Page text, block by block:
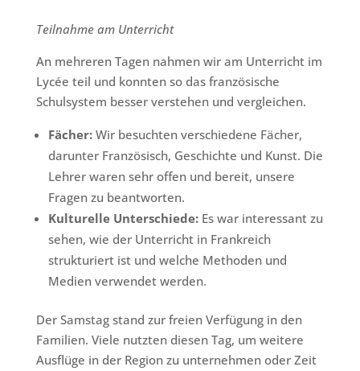
Teilnahme am Unterricht
An mehreren Tagen nahmen wir am Unterricht im
Lycée teil und konnten so das französische
Schulsystem besser verstehen und vergleichen.
Fächer:Wir besuchten verschiedene Fächer,
darunter Französisch, Geschichte und Kunst. Die
Lehrer waren sehr offen und bereit, unsere
Fragen zu beantworten.
Kulturelle Unterschiede:Es war interessant zu
sehen, wie der Unterricht in Frankreich
strukturiert ist und welche Methoden und
Medien verwendet werden.
Der Samstag stand zur freien Verfügung in den
Familien. Viele nutzten diesen Tag, um weitere
Ausflüge in der Region zu unternehmen oder Zeit